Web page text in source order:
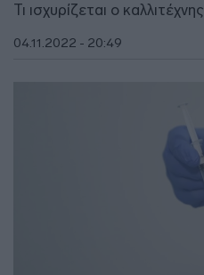
Τι ισχυρίζεται ο καλλιτέχνης
04.11.2022 - 20:49